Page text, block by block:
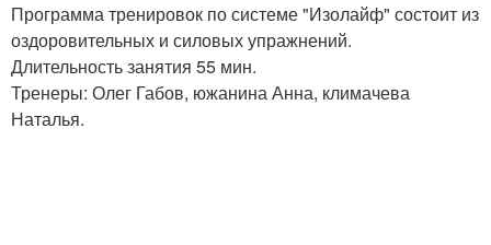
Программа тренировок по системе "Изолайф" состоит из
оздоровительных и силовых упражнений.
Длительность занятия 55 мин.
Тренеры: Олег Габов, южанина Анна, климачева
Наталья.